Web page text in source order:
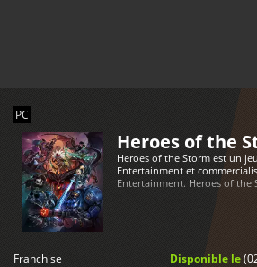
PC
Heroes of the
Heroes of the Storm est un
Entertainment et
Entertainment. Heroes of the
Franchise
Disponible le